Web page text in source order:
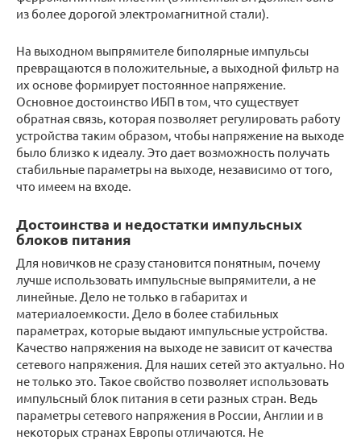
из более дорогой электромагнитной стали).
На выходном выпрямителе биполярные импульсы
превращаются в положительные, а выходной фильтр на
их основе формирует постоянное напряжение.
Основное достоинство ИБП в том, что существует
обратная связь, которая позволяет регулировать работу
устройства таким образом, чтобы напряжение на выходе
было близко к идеалу. Это дает возможность получать
стабильные параметры на выходе, независимо от того,
что имеем на входе.
Достоинства и недостатки импульсных
блоков питания
Для новичков не сразу становится понятным, почему
лучше использовать импульсные выпрямители, а не
линейные. Дело не только в габаритах и
материалоемкости. Дело в более стабильных
параметрах, которые выдают импульсные устройства.
Качество напряжения на выходе не зависит от качества
сетевого напряжения. Для наших сетей это актуально. Но
не только это. Такое свойство позволяет использовать
импульсный блок питания в сети разных стран. Ведь
параметры сетевого напряжения в России, Англии и в
некоторых странах Европы отличаются. Не